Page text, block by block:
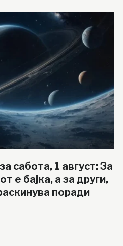
сабота, 1 август: За
е бајка, а за други,
поради